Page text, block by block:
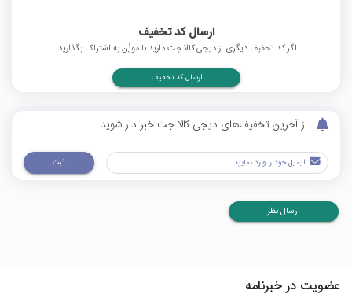
ارسال کد تخفیف
اگر کد تخفیف دیگری از دیجی کالا جت دارید با موپُن به اشتراک بگذارید.
ارسال کد تخفیف
از آخرین تخفیف‌های دیجی کالا جت خبر دار شوید
ثبت
ارسال نظر
عضویت در خبرنامه